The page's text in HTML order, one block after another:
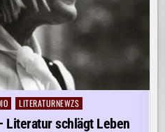
LITERATURNEWZS
Literatur schlägt Leben